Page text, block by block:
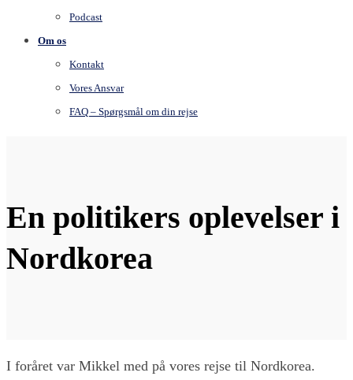
Podcast
Om os
Kontakt
Vores Ansvar
FAQ – Spørgsmål om din rejse
En politikers oplevelser i
Nordkorea
I foråret var Mikkel med på vores rejse til Nordkorea.